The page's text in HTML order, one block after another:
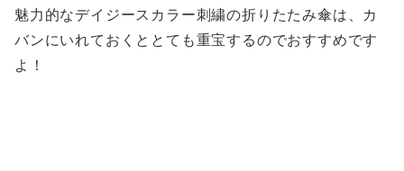
魅力的なデイジースカラー刺繍の折りたたみ傘は、カ
バンにいれておくととても重宝するのでおすすめです
よ！